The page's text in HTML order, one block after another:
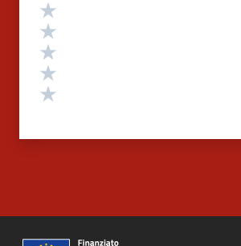
Valutazione